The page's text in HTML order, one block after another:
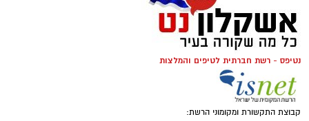
נטיפס - רשת חברתית לטיפים והמלצות
קבוצת התקשורת ומקומוני הרשת: